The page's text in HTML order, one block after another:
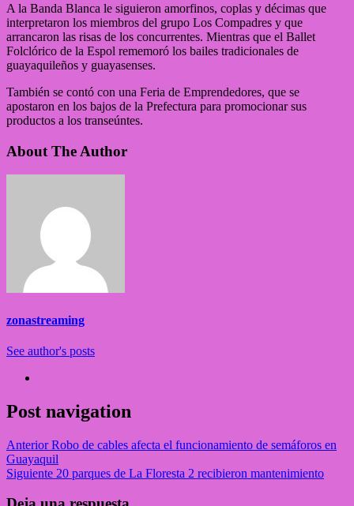
A la Banda Blanca le siguieron amorfinos, coplas y décimas que
interpretaron los miembros del grupo Los Compadres y que
arrancaron las risas de los concurrentes. Mientras que el Ballet
Folclórico de la Espol rememoró los bailes tradicionales de
guayaquileños y guayasenses.
También se contó con una Feria de Emprendedores, que se
apostaron en los bajos de la Prefectura para promocionar sus
productos a los transeúntes.
About The Author
zonastreaming
See author's posts
Post navigation
AnteriorRobo de cables afecta el funcionamiento de semáforos en
Guayaquil
Siguiente 20 parques de La Floresta 2 recibieron mantenimiento